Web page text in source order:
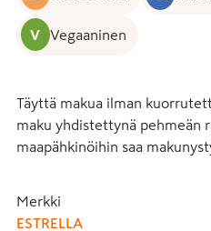
V Vegaaninen
Täyttä makua ilman
maku yhdistettynä pehmeän
maapähkinöihin saa
Merkki
ESTRELLA